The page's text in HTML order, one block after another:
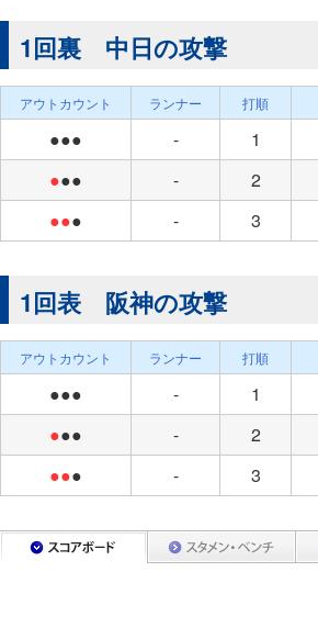
1回裏 中日の攻撃
アウトカウント ランナー 打順
●●● - 1
●●● - 2
●●● - 3
1回表 阪神の攻撃
アウトカウント ランナー 打順
●●● - 1
●●● - 2
●●● - 3